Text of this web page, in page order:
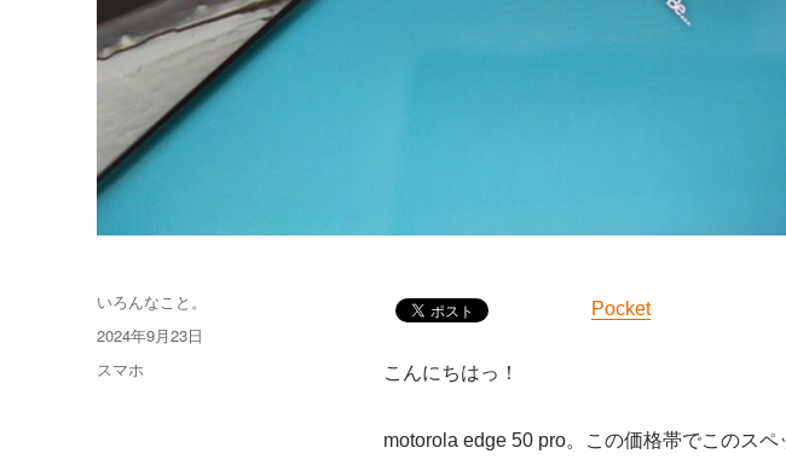
Pocket
こんにちはっ！
motorola edge 50 pro。この価格帯でこのスペ
投
稿
いろんなこと。
投
稿
2024年9月23日
カ
スマホ